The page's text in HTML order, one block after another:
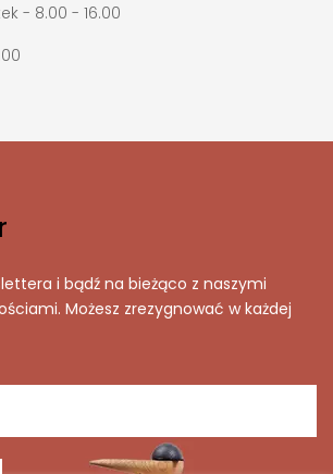
- 8.00 - 16.00
i bądź na bieżąco z naszymi
Możesz zrezygnować w każdej